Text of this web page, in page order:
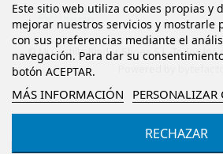
Este sitio web utiliza cookies propias y
mejorar nuestros servicios y mostrarle
con sus preferencias mediante el
navegación. Para dar su
botón ACEPTAR.
MÁS INFORMACIÓN PERSONALIZAR
RECHAZAR
© Mi Castillo Kinder Shoes S.L. Todos